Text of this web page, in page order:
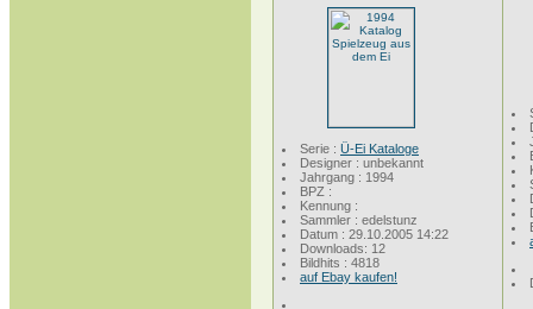
Serie : Ü-Ei Kataloge
Designer : unbekannt
Jahrgang : 1994
BPZ :
Kennung :
Sammler : edelstunz
Datum : 29.10.2005 14:22
Downloads: 12
Bildhits : 4818
auf Ebay kaufen!